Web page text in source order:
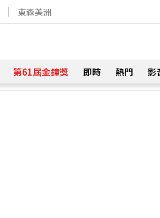
東森美洲
第61屆金鐘獎 即時 熱門 影